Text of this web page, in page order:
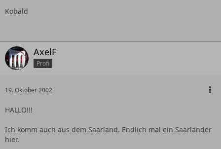
Kobald
AxelF
Profi
19. Oktober 2002
HALLO!!!
Ich komm auch aus dem Saarland. Endlich mal ein Saarländer
hier.